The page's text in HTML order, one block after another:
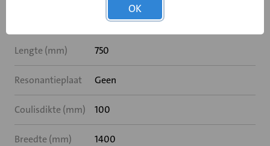
Lengte (mm) 750
Resonantieplaat Geen
Coulisdikte (mm) 100
Breedte (mm) 1400
OK